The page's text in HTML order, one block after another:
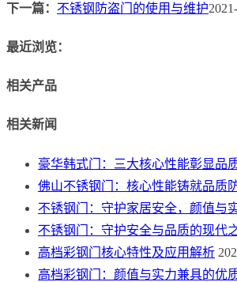
下一篇： 不锈钢防盗门的使用与维护
最近浏览：
相关产品
相关新闻
豪华韩式门：三大核心性能彰显品
佛山不锈钢门：核心性能铸就品质
不锈钢门：守护家居安全，颜值与
不锈钢门：守护安全与品质的现代
高档彩钢门核心特性及应用解析
高档彩钢门：颜值与实力兼具的优